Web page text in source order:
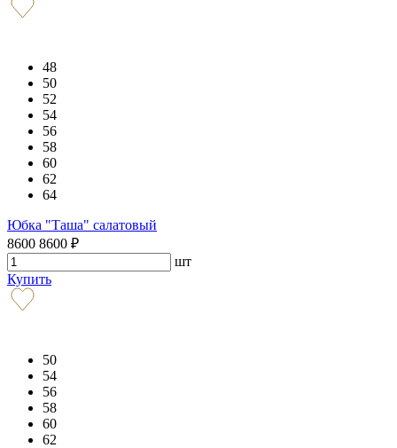
48
50
52
54
56
58
60
62
64
Юбка "Таша" салатовый
8600 8600 ₽
шт
Купить
50
54
56
58
60
62